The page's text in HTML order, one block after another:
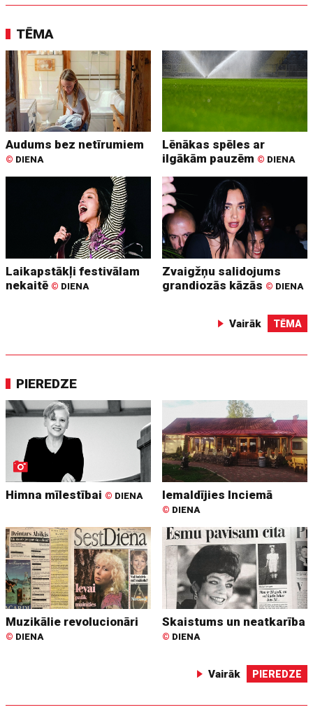
TĒMA
Audums bez netīrumiem
© DIENA
Lēnākas spēles ar
ilgākām pauzēm © DIENA
Laikapstākļi festivālam
nekaitē © DIENA
Zvaigžņu salidojums
grandiozās kāzās © DIENA
Vairāk TĒMA
PIEREDZE
Himna mīlestībai © DIENA Iemaldījies Inciemā
© DIENA
Muzikālie revolucionāri
© DIENA
Skaistums un neatkarība
© DIENA
Vairāk PIEREDZE